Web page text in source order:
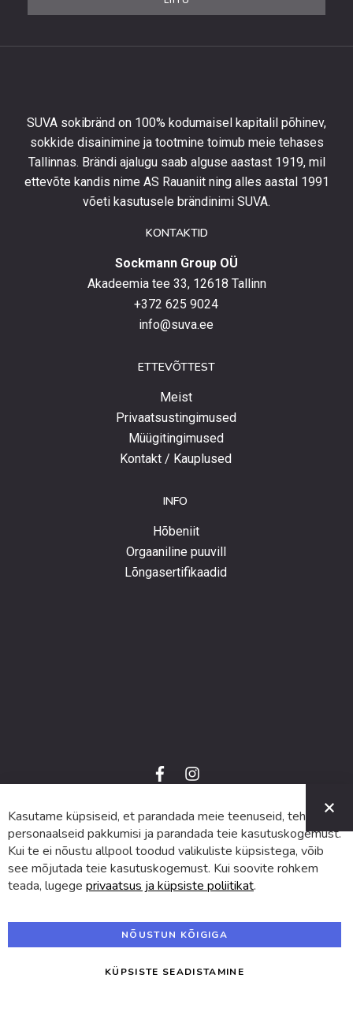
kursis
uusimate
toodetega,
eripakkumistega
SUVA sokibränd on 100% kodumaisel kapitalil põhinev,
sokkide disainimine ja tootmine toimub meie tehases
Tallinnas. Brändi ajalugu saab alguse aastast 1919, mil
ettevõte kandis nime AS Rauaniit ning alles aastal 1991
võeti kasutusele brändinimi SUVA.
KONTAKTID
Sockmann Group OÜ
Akadeemia tee 33, 12618 Tallinn
+372 625 9024
info@suva.ee
ETTEVÕTTEST
Meist
Privaatsustingimused
Müügitingimused
Kontakt / Kauplused
INFO
Hõbeniit
Orgaaniline puuvill
Lõngasertifikaadid
f
a
e
b
o
o
k
i
n
t
a
g
r
a
m
© 2024 SUVA. Kõik õigused kaitstud.
Kasutame küpsiseid, et parandada meie teenuseid, teha
personaalseid pakkumisi ja parandada teie kasutuskogemust.
Kui te ei nõustu allpool toodud valikuliste küpsistega, võib
see mõjutada teie kasutuskogemust. Kui soovite rohkem
teada, lugege privaatsus ja küpsiste poliitikat.
NÕUSTUN KÕIGIGA
KÜPSISTE SEADISTAMINE